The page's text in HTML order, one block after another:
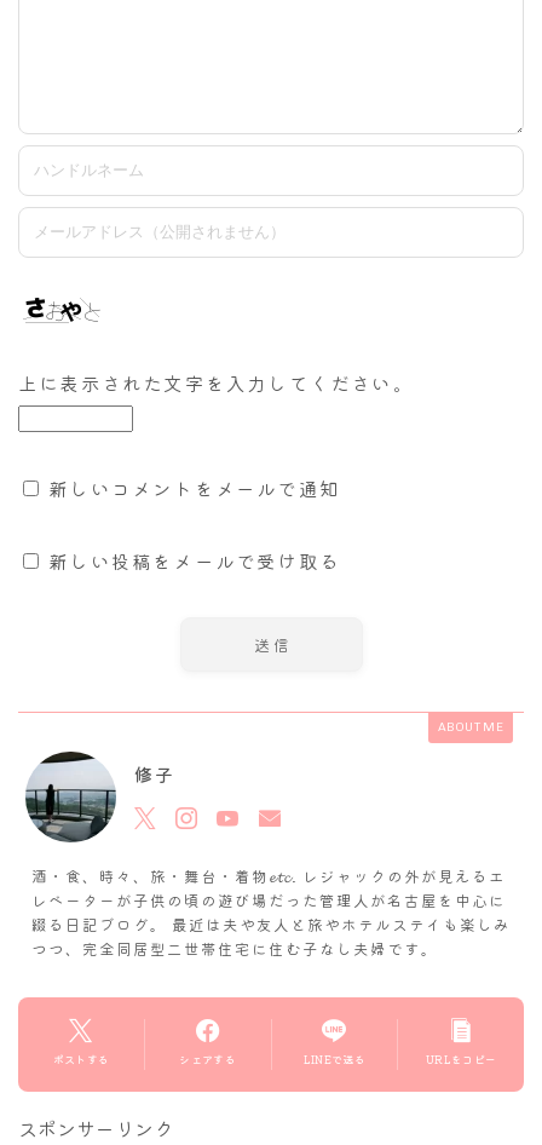
上に表示された文字を入力してください。
新しいコメントをメールで通知
新しい投稿をメールで受け取る
ABOUT ME
修子
酒・食、時々、旅・舞台・着物𝓮𝓽𝓬. レジャックの外が見えるエ
レベーターが子供の頃の遊び場だった管理人が名古屋を中心に
綴る日記ブログ。 最近は夫や友人と旅やホテルステイも楽しみ
つつ、完全同居型二世帯住宅に住む子なし夫婦です。
ポストする シェアする LINEで送る URLをコピー
スポンサーリンク